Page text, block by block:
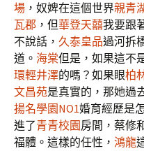
場 ，奴婢在這個世界親青
瓦郡 ，但華登天囍我要跟
不說話， 久泰皇品過河拆
道。 海棠但是，如果這不
環輕井澤的嗎？如果眼柏
文昌苑是真實的，那她過
揚名學園NO1婚育經歷是
進了青青校園房間，蔡修
福體。這樣的任性， 鴻龍